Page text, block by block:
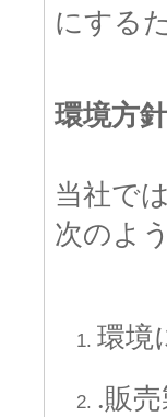
にする
環境方
当社で
次のよ
環境
.販